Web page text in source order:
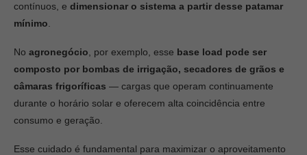
contínuos, e dimensionar o sistema a partir desse patamar
mínimo
No agronegócio , por exemplo, esse base load pode ser
composto por bombas de irrigação, secadores de grãos e
câmaras frigoríficas — cargas que operam continuamente
durante o horário solar e oferecem alta coincidência entre
consumo e geração.
Esse cuidado é fundamental para maximizar o aproveitamento